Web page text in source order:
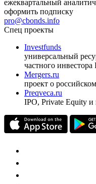
ежеквартальный
оформить подписку
pro@cbonds.info
Спец проекты
Investfunds
универсальный
частного инвестора
Mergers.ru
проект о
Preqveca.ru
IPO, Private Equity